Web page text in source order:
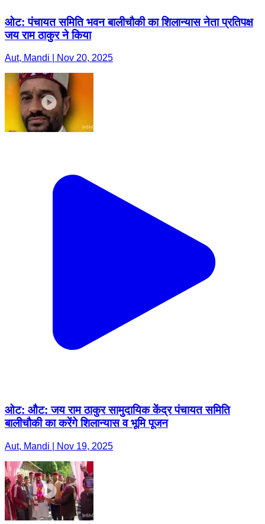
ओट: पंचायत समिति भवन बालीचौकी का शिलान्यास नेता प्रतिपक्ष
जय राम ठाकुर ने किया
Aut, Mandi | Nov 20, 2025
ओट: औट: जय राम ठाकुर सामुदायिक केंद्र पंचायत समिति
बालीचौकी का करेंगे शिलान्यास व भूमि पूजन
Aut, Mandi | Nov 19, 2025